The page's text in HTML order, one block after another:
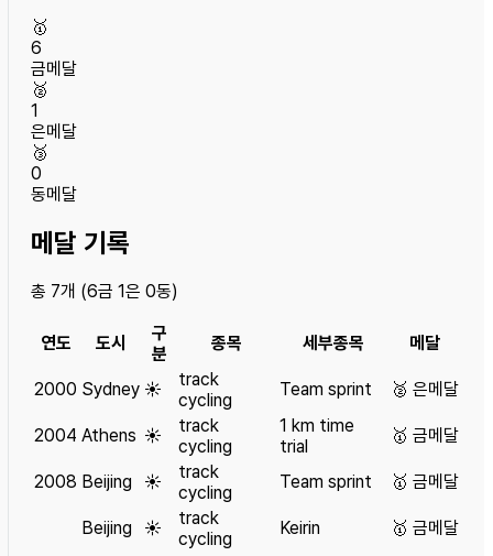
🥇
6
금메달
🥈
1
은메달
🥉
0
동메달
메달 기록
총 7개 (6금 1은 0동)
연도 도시
구
분
종목 세부종목 메달
2000 Sydney ☀️
track
cycling
Team sprint 🥈 은메달
2004 Athens ☀️
track
cycling
1 km time
trial
🥇 금메달
2008 Beijing ☀️
track
cycling
Team sprint 🥇 금메달
Beijing ☀️
track
cycling
Keirin 🥇 금메달